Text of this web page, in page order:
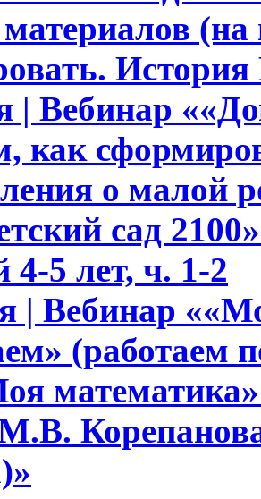
История
| Вебинар
как
о малой
сад
4-5 лет, ч. 1-2
| Вебинар
(работаем